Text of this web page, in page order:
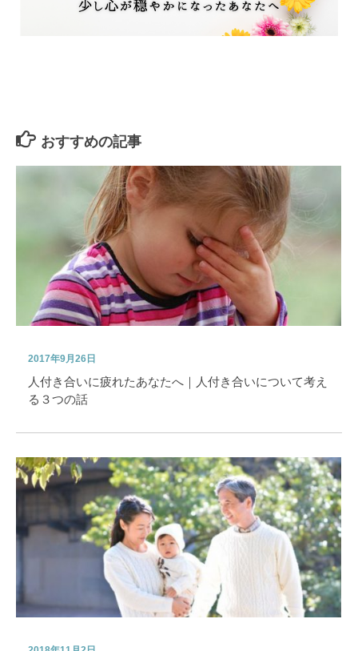
おすすめの記事
2017年9月26日
人付き合いに疲れたあなたへ｜人付き合いについて考え
る３つの話